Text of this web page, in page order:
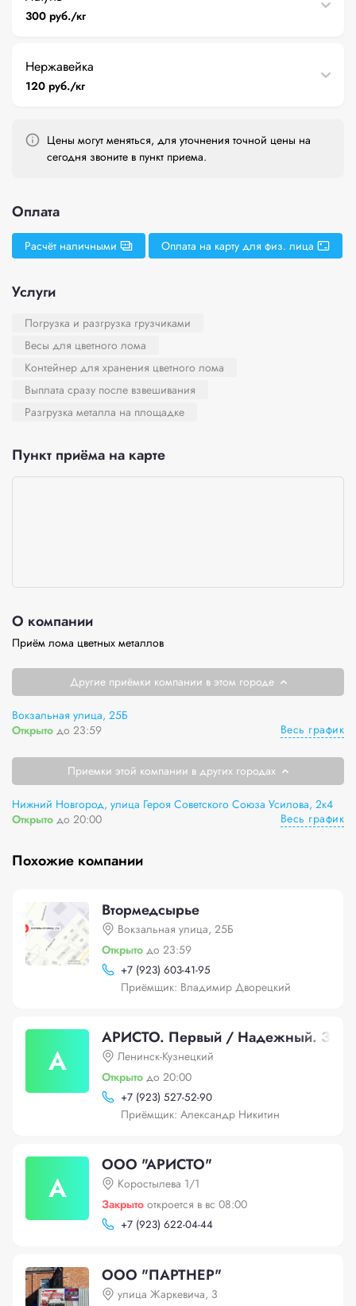
300 руб./кг
Нержавейка
120 руб./кг
Цены могут меняться, для уточнения точной цены на
сегодня звоните в пункт приема.
Оплата
Расчёт наличными Оплата на карту для физ. лица
Услуги
Погрузка и разгрузка грузчиками
Весы для цветного лома
Контейнер для хранения цветного лома
Выплата сразу после взвешивания
Разгрузка металла на площадке
Пункт приёма на карте
О компании
Приём лома цветных металлов
Другие приёмки компании в этом городе
Вокзальная улица, 25Б
Открыто до 23:59 Весь график
Приемки этой компании в других городах
Нижний Новгород, улица Героя Советского Союза Усилова, 2к4
Открыто до 20:00 Весь график
Похожие компании
Втормедсырье
Вокзальная улица, 25Б
Открыто до 23:59
+7 (923) 603-41-95
Приёмщик: Владимир Дворецкий
А
АРИСТО. Первый / Надежный.
Ленинск-Кузнецкий
Открыто до 20:00
+7 (923) 527-52-90
Приёмщик: Александр Никитин
А
ООО "АРИСТО"
Коростылева 1/1
Закрыто откроется в вс 08:00
+7 (923) 622-04-44
ООО "ПАРТНЕР"
улица Жаркевича, 3